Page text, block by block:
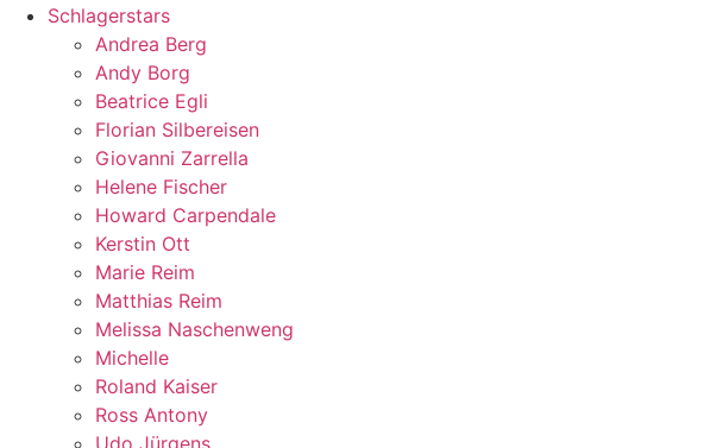
Schlagerstars
Andrea Berg
Andy Borg
Beatrice Egli
Florian Silbereisen
Giovanni Zarrella
Helene Fischer
Howard Carpendale
Kerstin Ott
Marie Reim
Matthias Reim
Melissa Naschenweng
Michelle
Roland Kaiser
Ross Antony
Udo Jürgens